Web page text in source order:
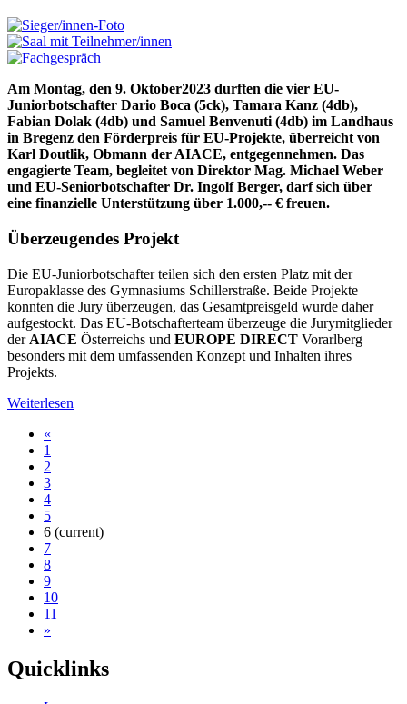
Am Montag, den 9. Oktober2023 durften die vier EU-
Juniorbotschafter Dario Boca (5ck), Tamara Kanz (4db),
Fabian Dolak (4db) und Samuel Benvenuti (4db) im Landhaus
in Bregenz den Förderpreis für EU-Projekte, überreicht von
Karl Doutlik, Obmann der AIACE, entgegennehmen. Das
engagierte Team, begleitet von Direktor Mag. Michael Weber
und EU-Seniorbotschafter Dr. Ingolf Berger, darf sich über
eine finanzielle Unterstützung über 1.000,-- € freuen.
Überzeugendes Projekt
Die EU-Juniorbotschafter teilen sich den ersten Platz mit der
Europaklasse des Gymnasiums Schillerstraße. Beide Projekte
konnten die Jury überzeugen, das Gesamtpreisgeld wurde daher
aufgestockt. Das EU-Botschafterteam überzeuge die Jurymitglieder
der AIACE Österreichs und EUROPE DIRECT Vorarlberg
besonders mit dem umfassenden Konzept und Inhalten ihres
Projekts.
Weiterlesen
«
1
2
3
4
5
6 (current)
7
8
9
10
11
»
Quicklinks